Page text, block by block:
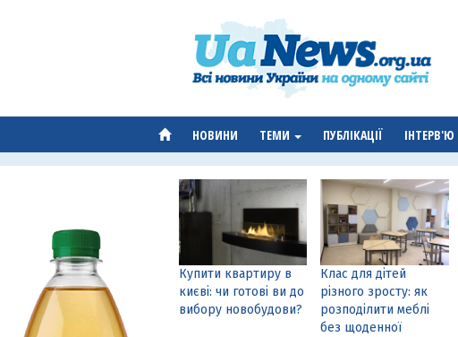
НОВИНИ ТЕМИ ПУБЛІКАЦІЇ ІНТЕРВ'Ю
Купити квартиру в
києві: чи готові ви до
вибору новобудови?
Клас для дітей
різного зросту: як
розподілити меблі
без щоденної